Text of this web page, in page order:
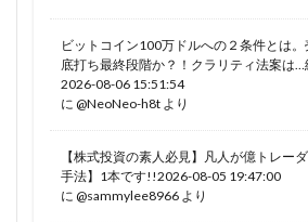
ビットコイン100万ドルへの２条件とは
底打ち最終段階か？！クラリティ法案は
2026-08-06 15:51:54
に @NeoNeo-h8t より
【株式投資の素人必見】凡人が億トレー
手法】1本です!!2026-08-05 19:47:00
に @sammylee8966 より